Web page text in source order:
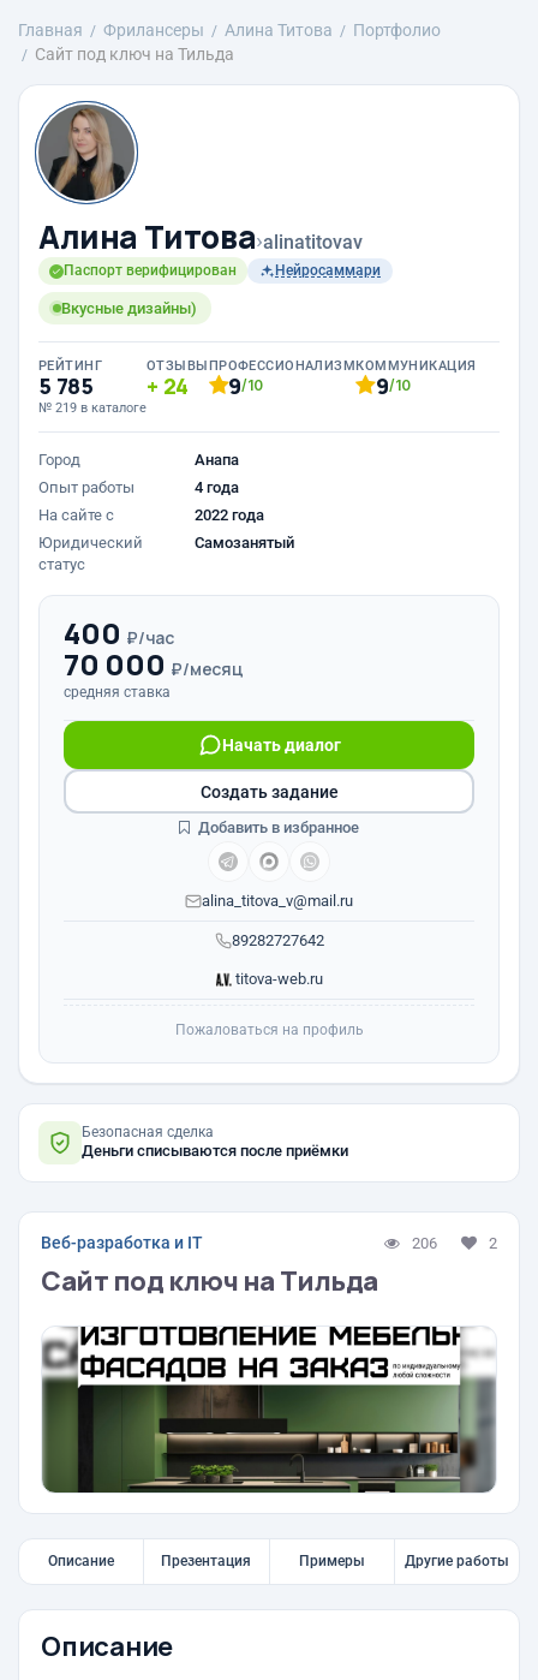
Главная Фрилансеры Алина Титова
Портфолио
Сайт под ключ на Тильда
Алина Титова›alinatitovav
Паспорт верифицирован Нейросаммари
Вкусные дизайны)
РЕЙТИНГ
5 785
№ 219 в каталоге
ОТЗЫВЫ
24
ПРОФЕССИОНАЛИЗМ
9/10
КОММУНИКАЦИЯ
9/10
Город
Анапа
Опыт работы
4 года
На сайте с
2022 года
Юридический
статус
Самозанятый
400 ₽/час
70 000 ₽/месяц
средняя ставка
89282727642
Начать диалог
alina_titova_v@mail.ru
titova-web.ru
Создать задание
Добавить в избранное
Пожаловаться на профиль
Безопасная сделка
Деньги списываются после приёмки
Веб-разработка и IT 206 2
Сайт под ключ на Тильда
Описание Презентация Примеры Другие работы
Описание